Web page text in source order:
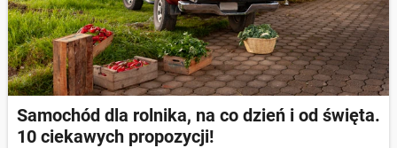
Samochód dla rolnika, na co dzień i od święta.
10 ciekawych propozycji!